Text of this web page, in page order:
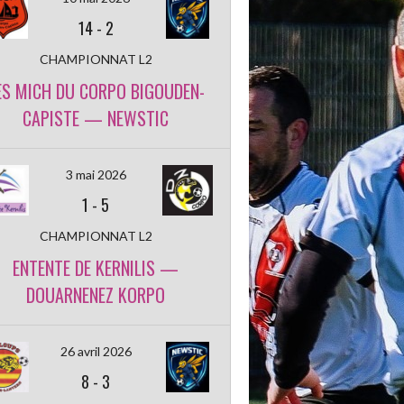
14- 2
CHAMPIONNAT L2
MICH DU CORPO BIGOUDEN-
CAPISTE — NEWSTIC
3 mai 2026
1 - 5
CHAMPIONNAT L2
ENTENTE DE KERNILIS —
DOUARNENEZ KORPO
26 avril 2026
8 - 3